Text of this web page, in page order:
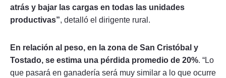
atrás y bajar las cargas en todas las unidades
productivas”, detalló el dirigente rural.
En relación al peso, en la zona de San Cristóbal y
Tostado, se estima una pérdida promedio de 20%. “Lo
que pasará en ganadería será muy similar a lo que ocurre